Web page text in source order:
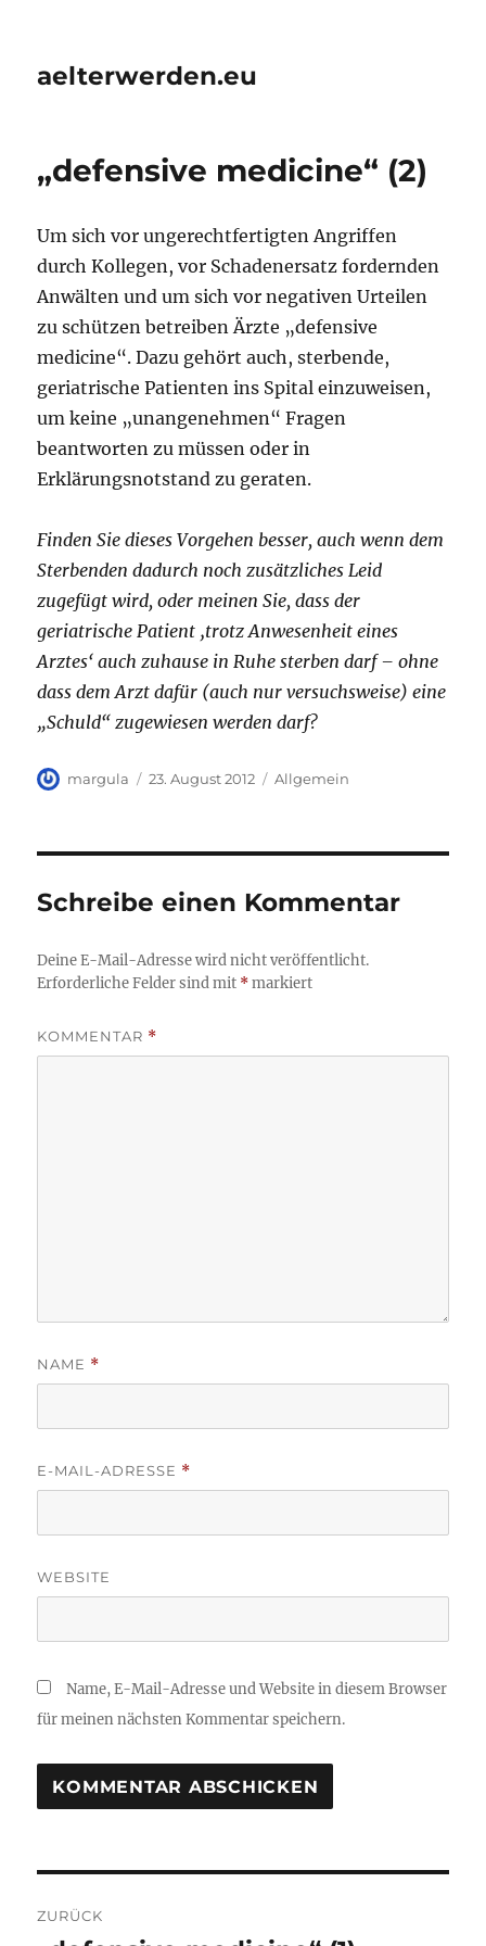
aelterwerden.eu
„defensive medicine“ (2)
Um sich vor ungerechtfertigten Angriffen
durch Kollegen, vor Schadenersatz fordernden
Anwälten und um sich vor negativen Urteilen
zu schützen betreiben Ärzte „defensive
medicine“. Dazu gehört auch, sterbende,
geriatrische Patienten ins Spital einzuweisen,
um keine „unangenehmen“ Fragen
beantworten zu müssen oder in
Erklärungsnotstand zu geraten.
Finden Sie dieses Vorgehen besser, auch wenn dem
Sterbenden dadurch noch zusätzliches Leid
zugefügt wird, oder meinen Sie, dass der
geriatrische Patient ‚trotz Anwesenheit eines
Arztes‘ auch zuhause in Ruhe sterben darf – ohne
dass dem Arzt dafür (auch nur versuchsweise) eine
„Schuld“ zugewiesen werden darf?
Autor
margula
Veröffentlicht
23. August 2012 Kategorien
Allgemein
Schreibe einen Kommentar
Deine E-Mail-Adresse wird nicht veröffentlicht.
Erforderliche Felder sind mit *markiert
KOMMENTAR *
NAME *
E-MAIL-ADRESSE *
WEBSITE
Name, E-Mail-Adresse und Website in diesem Browser
für meinen nächsten Kommentar speichern.
ZURÜCK